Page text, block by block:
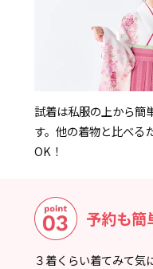
試着は私服の上から簡
す。他の着物と比べる
OK！
予約も簡
３着くらい着てみて気